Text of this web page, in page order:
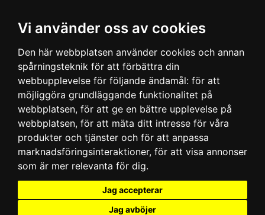
Vi använder oss av cookies
Den här webbplatsen använder cookies och annan
spårningsteknik för att förbättra din
webbupplevelse för följande ändamål: för att
möjliggöra grundläggande funktionalitet på
webbplatsen, för att ge en bättre upplevelse på
webbplatsen, för att mäta ditt intresse för våra
produkter och tjänster och för att anpassa
marknadsföringsinteraktioner, för att visa annonser
som är mer relevanta för dig.
Jag accepterar
Jag avböjer